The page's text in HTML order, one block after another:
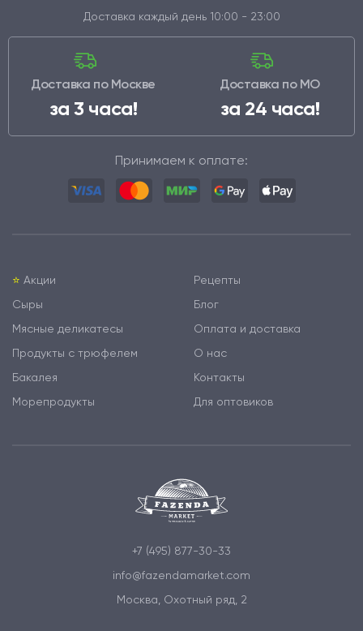
Доставка каждый день 10:00 - 23:00
Доставка по Москве
за 3 часа!
Доставка по МО
за 24 часа!
Принимаем к оплате:
⭐️ Акции
Сыры
Мясные деликатесы
Продукты с трюфелем
Бакалея
Морепродукты
Рецепты
Блог
Оплата и доставка
О нас
Контакты
Для оптовиков
+7 (495) 877-30-33
info@fazendamarket.com
Москва, Охотный ряд, 2